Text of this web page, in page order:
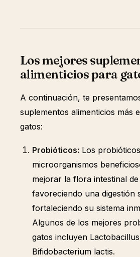
Los mejores
alimenticios para
A continuación, te
suplementos alimenticios más
gatos:
Probióticos: Los
microorganismos
mejorar la flora intestinal
favoreciendo una digestión
fortaleciendo su sistema
Algunos de los mejores
gatos incluyen
Bifidobacterium lactis.